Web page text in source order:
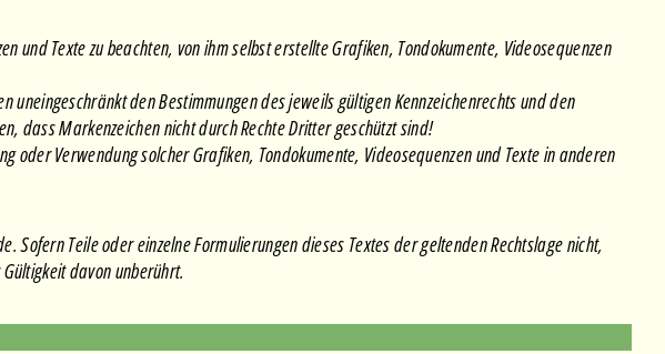
Texte zu beachten, von ihm selbst erstellte Grafiken, Tondokumente, Videosequenzen
den Bestimmungen des jeweils gültigen Kennzeichenrechts und den
dass Markenzeichen nicht durch Rechte Dritter geschützt sind!
Verwendung solcher Grafiken, Tondokumente, Videosequenzen und Texte in anderen
Teile oder einzelne Formulierungen dieses Textes der geltenden Rechtslage nicht,
davon unberührt.